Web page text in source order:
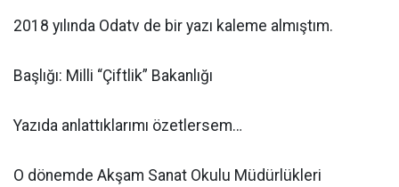
2018 yılında Odatv de bir yazı kaleme almıştım.
Başlığı: Milli “Çiftlik” Bakanlığı
Yazıda anlattıklarımı özetlersem…
O dönemde Akşam Sanat Okulu Müdürlükleri